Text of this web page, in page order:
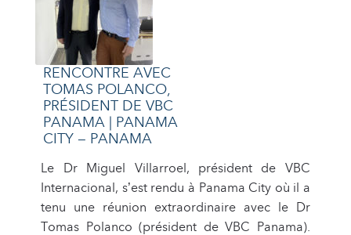
RENCONTRE AVEC
TOMAS POLANCO,
PRÉSIDENT DE VBC
PANAMA | PANAMA
CITY – PANAMA
Le Dr Miguel Villarroel, président de VBC
Internacional, s’est rendu à Panama City où il a
tenu une réunion extraordinaire avec le Dr
Tomas Polanco (président de VBC Panama).